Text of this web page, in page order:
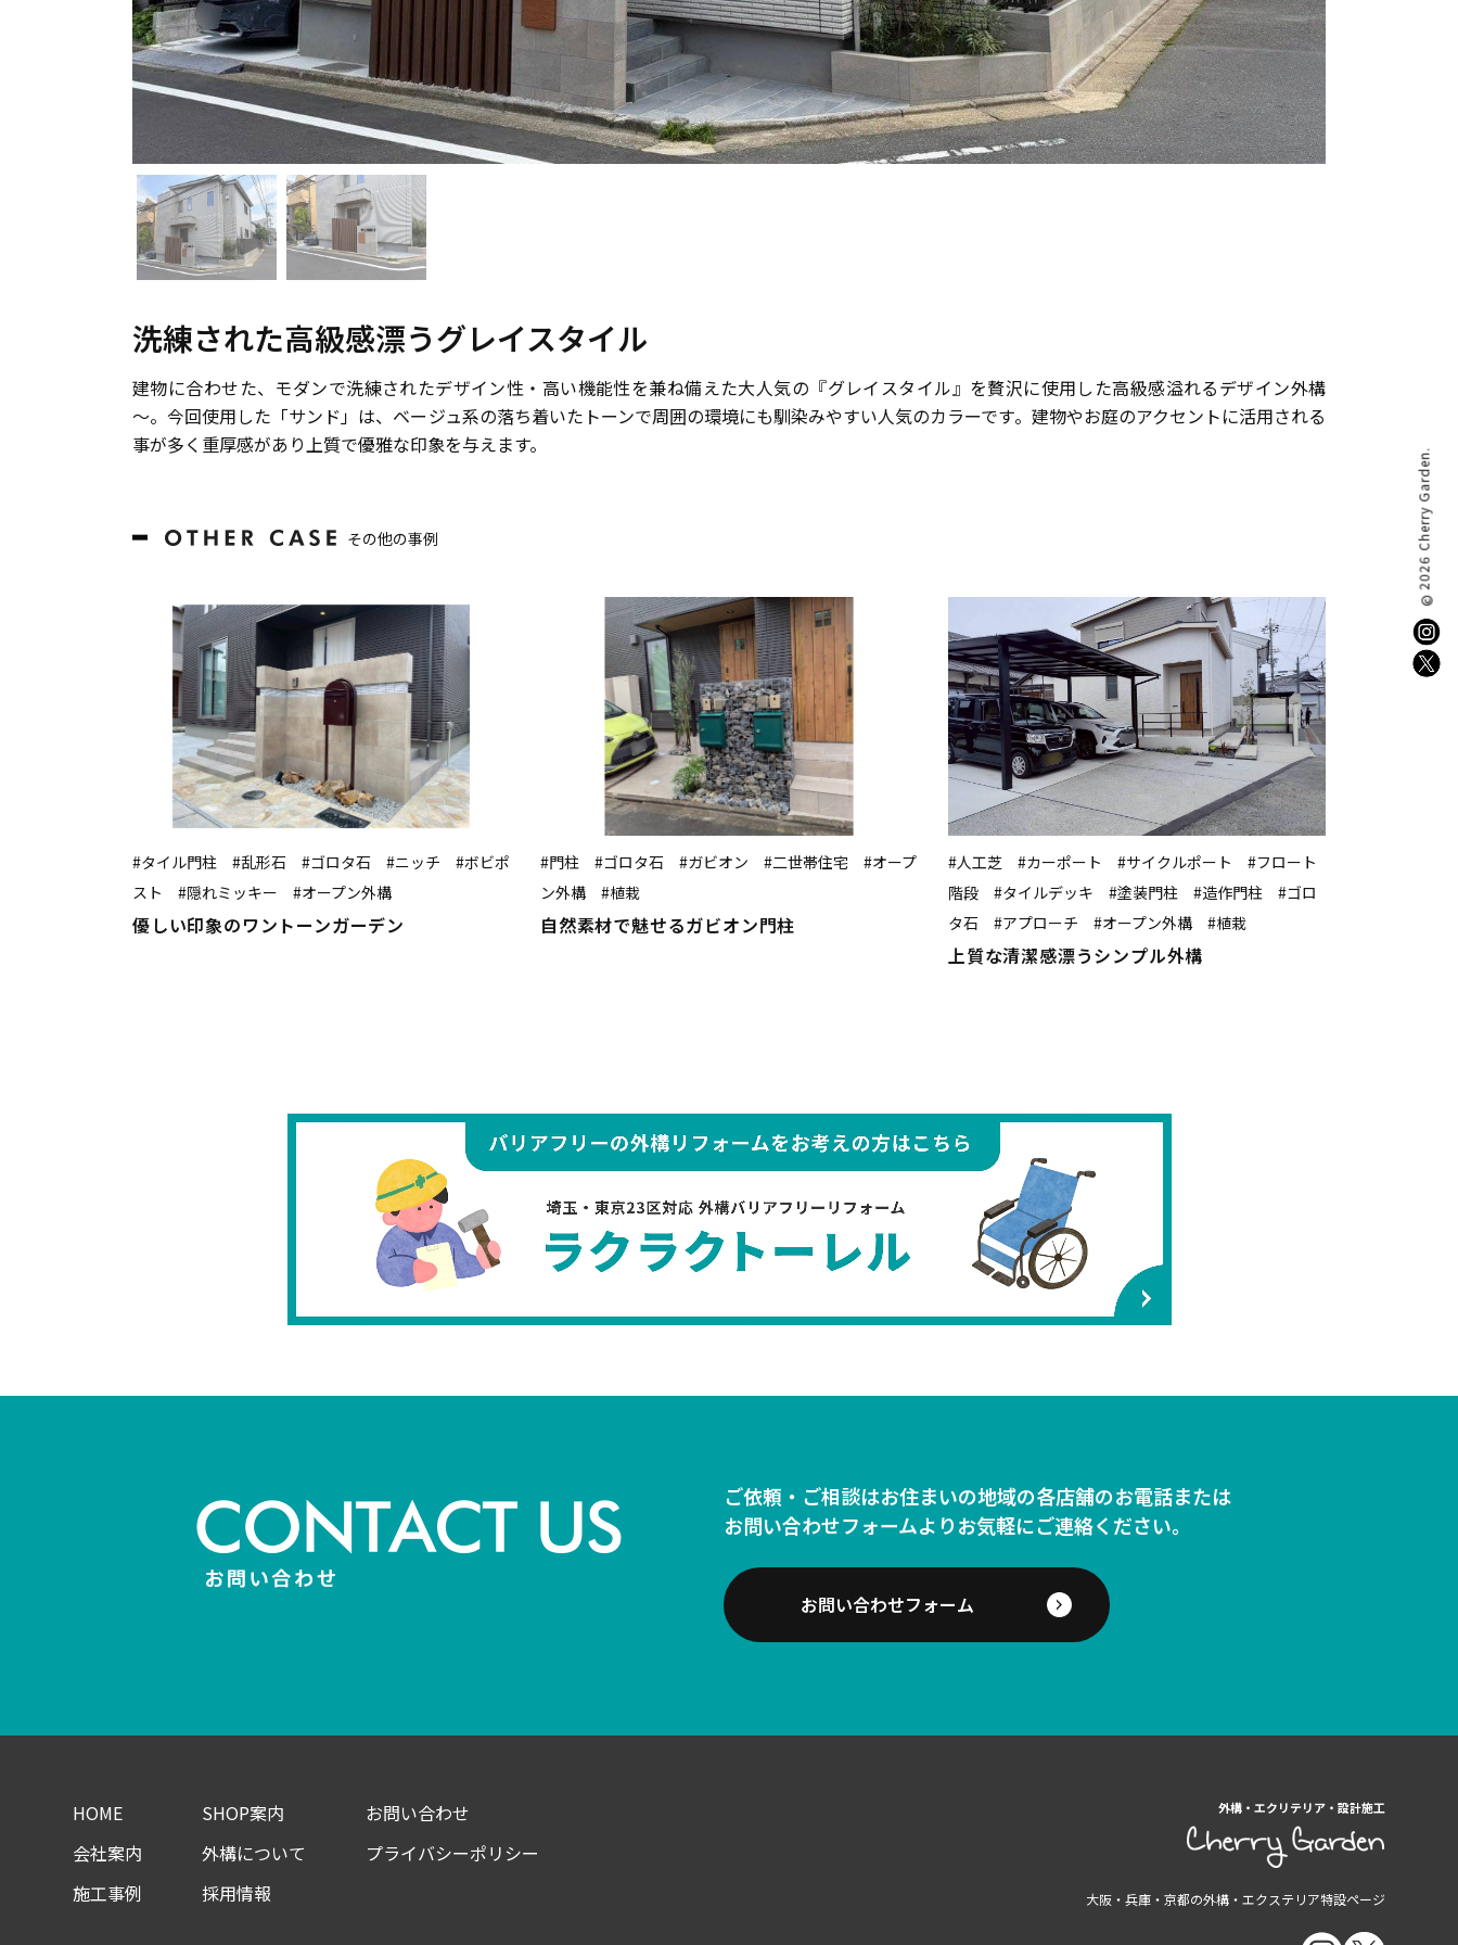
©
2026 Cherry Garden.
洗練された高級感漂うグレイスタイル
建物に合わせた、モダンで洗練されたデザイン性・高い機能性を兼ね備えた大人気の『グレイスタイル』を贅沢に使用した高級感溢れるデザイン外構
～。今回使用した「サンド」は、ベージュ系の落ち着いたトーンで周囲の環境にも馴染みやすい人気のカラーです。建物やお庭のアクセントに活用される
事が多く重厚感があり上質で優雅な印象を与えます。
その他の事例
#タイル門柱 #乱形石 #ゴロタ石 #ニッチ #ボビポ
スト #隠れミッキー #オープン外構
優しい印象のワントーンガーデン
#門柱 #ゴロタ石 #ガビオン #二世帯住宅 #オープ
ン外構 #植栽
自然素材で魅せるガビオン門柱
#人工芝 #カーポート #サイクルポート #フロート
階段 #タイルデッキ #塗装門柱 #造作門柱 #ゴロ
タ石 #アプローチ #オープン外構 #植栽
上質な清潔感漂うシンプル外構
ご依頼・ご相談はお住まいの地域の各店舗のお電話または
お問い合わせフォームよりお気軽にご連絡ください。
お問い合わせフォーム
HOME
会社案内
施工事例
SHOP案内
外構について
採用情報
お問い合わせ
プライバシーポリシー
外構・エクリテリア・設計施工
大阪・兵庫・京都の外構・エクステリア特設ページ